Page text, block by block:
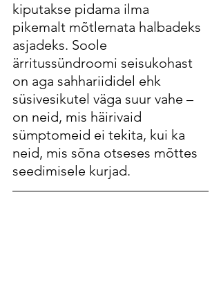
kiputakse pidama ilma
pikemalt mõtlemata halbadeks
asjadeks. Soole
ärritussündroomi seisukohast
on aga sahhariididel ehk
süsivesikutel väga suur vahe –
on neid, mis häirivaid
sümptomeid ei tekita, kui ka
neid, mis sõna otseses mõttes
seedimisele kurjad.